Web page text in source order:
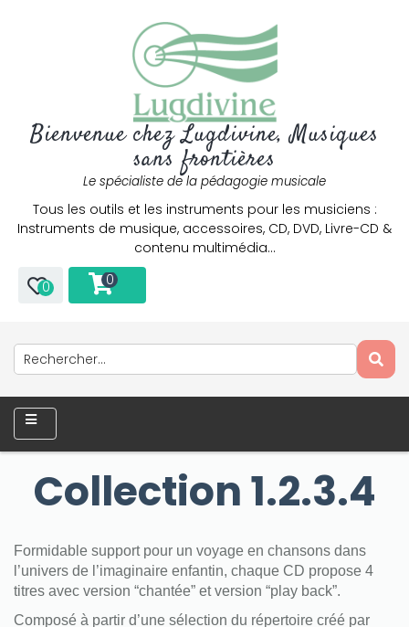
Bienvenue chez Lugdivine, Musiques
sans frontières
Le spécialiste de la pédagogie musicale
Tous les outils et les instruments pour les musiciens :
Instruments de musique, accessoires, CD, DVD, Livre-CD &
contenu multimédia…
0 0
Collection 1.2.3.4
Formidable support pour un voyage en chansons dans
l’univers de l’imaginaire enfantin, chaque CD propose 4
titres avec version “chantée” et version “play back”.
Composé à partir d’une sélection du répertoire créé par